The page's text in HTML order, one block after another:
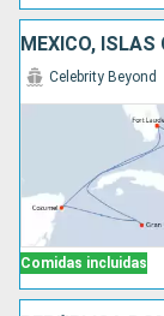
Comidas incluidas
Celebrity Beyond